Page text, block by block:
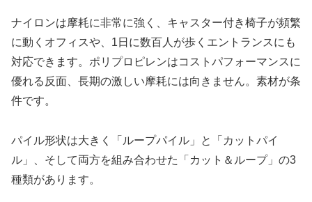
ナイロンは摩耗に非常に強く、キャスター付き椅子が頻繁
に動くオフィスや、1日に数百人が歩くエントランスにも
対応できます。ポリプロピレンはコストパフォーマンスに
優れる反面、長期の激しい摩耗には向きません。素材が条
件です。
パイル形状は大きく「ループパイル」と「カットパイ
ル」、そして両方を組み合わせた「カット＆ループ」の3
種類があります。